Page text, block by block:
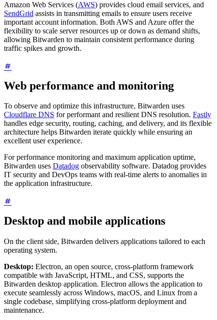
Amazon Web Services (AWS) provides cloud email services, and
SendGrid assists in transmitting emails to ensure users receive
important account information. Both AWS and Azure offer the
flexibility to scale server resources up or down as demand shifts,
allowing Bitwarden to maintain consistent performance during
traffic spikes and growth.
Web performance and monitoring
To observe and optimize this infrastructure, Bitwarden uses
Cloudflare DNS for performant and resilient DNS resolution. Fastly
handles edge security, routing, caching, and delivery, and its flexible
architecture helps Bitwarden iterate quickly while ensuring an
excellent user experience.
For performance monitoring and maximum application uptime,
Bitwarden uses Datadog observability software. Datadog provides
IT security and DevOps teams with real-time alerts to anomalies in
the application infrastructure.
Desktop and mobile applications
On the client side, Bitwarden delivers applications tailored to each
operating system.
Desktop: Electron, an open source, cross-platform framework
compatible with JavaScript, HTML, and CSS, supports the
Bitwarden desktop application. Electron allows the application to
execute seamlessly across Windows, macOS, and Linux from a
single codebase, simplifying cross-platform deployment and
maintenance.